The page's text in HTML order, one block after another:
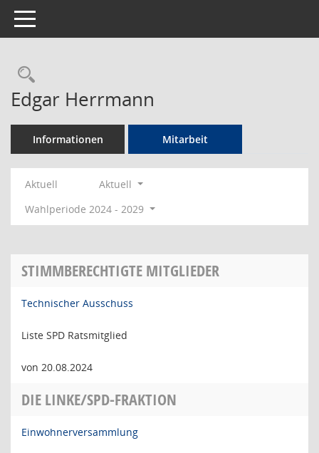
Toggle navigation
Rechercheauswahl
Edgar Herrmann
Informationen Mitarbeit
Aktuell
Aktuell
Wahlperiode 2024 - 2029
STIMMBERECHTIGTE MITGLIEDER
Technischer Ausschuss
Liste SPD Ratsmitglied
von 20.08.2024
DIE LINKE/SPD-FRAKTION
Einwohnerversammlung